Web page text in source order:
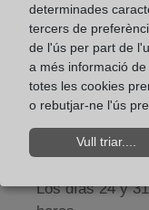
Adreça:
Paseo de la
8038
Horario:
De lunes a
Los días 24 y
determinades
tercers de
de l'ús per part de
a més informació
totes les cookies
o rebutjar-ne l'ús
Vull triar....